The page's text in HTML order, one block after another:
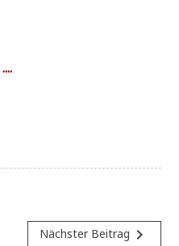
Nächster Beitrag navigate_next